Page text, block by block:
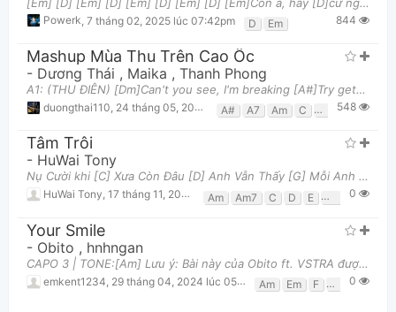
Powerk 7 tháng 02, 2025 lúc 07:42pm D Em 844
Mashup Mùa Thu Trên Cao Ốc
- Dương Thái , Maika , Thanh Phong
A1: (THU ĐIÊN) [Dm]Can't you see, I'm breaking [A#]Try gettin' through this weekend [F]Hold my ha
duongthai110 24 tháng 05, 2025 lúc 04:47pm A# A7 Am C Dm F
548
Tâm Trôi
- HuWai Tony
Nụ Cười khi [C] Xưa Còn Đâu [D] Anh Vẫn Thấy [G] Mỗi Anh Nơi Này [Em] Chờ Đợi Bao [C] Lâu Để Th
HuWai Tony, 17 tháng 11, 2022 lúc 11:10pm Am Am7 C D E E7 Em
0
Your Smile
- Obito , hnhngan
CAPO 3 | TONE:[Am] Lưu ý: Bài này của Obito ft. VSTRA được viết ở tone F#m Từng ngày, từng tháng
emkent1234 29 tháng 04, 2024 lúc 05:03pm Am Em F G 0